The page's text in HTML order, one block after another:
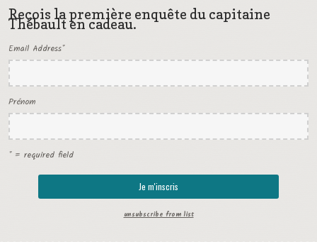
Reçois la première enquête du capitaine
Thébault en cadeau.
Email Address*
Prénom
* = required field
unsubscribe from list